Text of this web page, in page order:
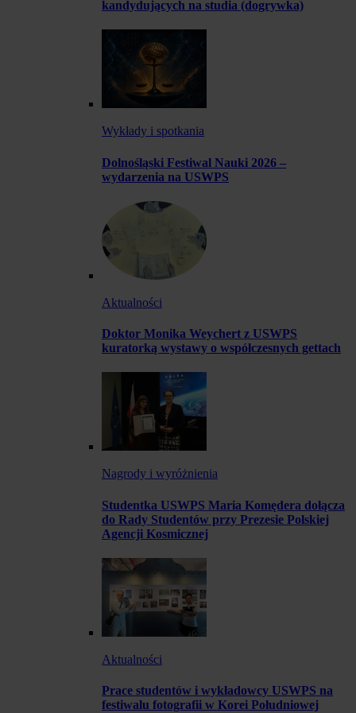
kandydujących na studia (dogrywka)
Wykłady i spotkania
Dolnośląski Festiwal Nauki 2026 –
wydarzenia na USWPS
Aktualności
Doktor Monika Weychert z USWPS
kuratorką wystawy o współczesnych gettach
Nagrody i wyróżnienia
Studentka USWPS Maria Komędera dołącza
do Rady Studentów przy Prezesie Polskiej
Agencji Kosmicznej
Aktualności
Prace studentów i wykładowcy USWPS na
festiwalu fotografii w Korei Południowej